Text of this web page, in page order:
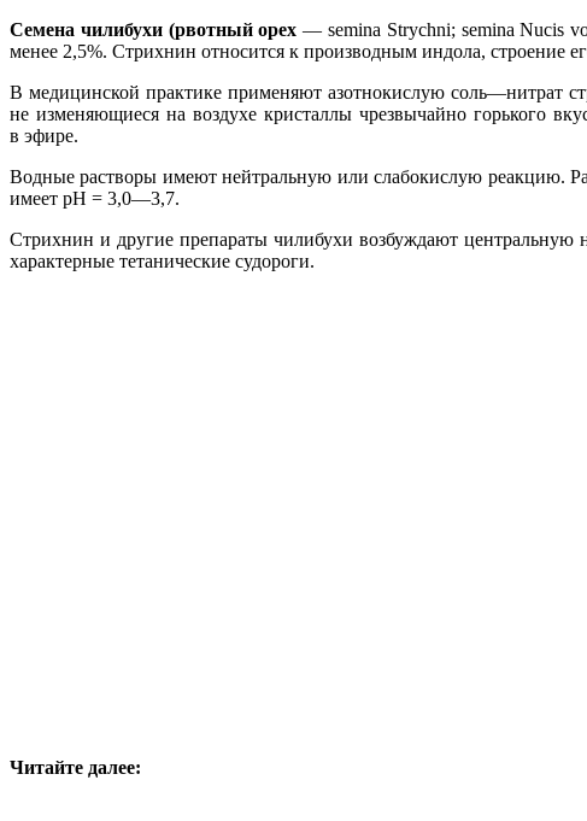
Семена чилибухи (рвотный орех — semina Strychni; semina Nucis
менее 2,5%. Стрихнин относится к производным индола, строение
В медицинской практике применяют азотнокислую соль—нитрат
не изменяющиеся на воздухе кристаллы чрезвычайно горького
в эфире.
Водные растворы имеют нейтральную или слабокислую реакцию.
имеет рН = 3,0—3,7.
Стрихнин и другие препараты чилибухи возбуждают
характерные тетанические судороги.
Читайте далее: